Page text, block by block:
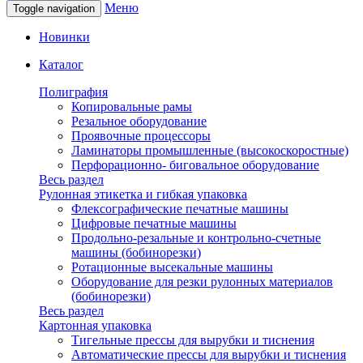
Toggle navigation Меню
Новинки
Каталог
Полиграфия
Копировальные рамы
Резальное оборудование
Проявочные процессоры
Ламинаторы промышленные (высокоскоростные)
Перфорационно- биговальное оборудование
Весь раздел
Рулонная этикетка и гибкая упаковка
Флексографические печатные машины
Цифровые печатные машины
Продольно-резальные и контрольно-счетные
машины (бобинорезки)
Ротационные высекальные машины
Оборудование для резки рулонных материалов
(бобинорезки)
Весь раздел
Картонная упаковка
Тигельные прессы для вырубки и тиснения
Автоматические прессы для вырубки и тиснения